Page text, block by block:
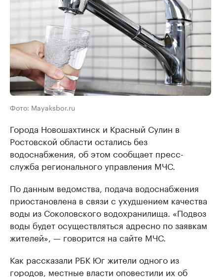
Фото: Mayaksbor.ru
Города Новошахтинск и Красный Сулин в
Ростовской области остались без
водоснабжения, об этом сообщает пресс-
служба регионального управления МЧС.
По данным ведомства, подача водоснабжения
приостановлена в связи с ухудшением качества
воды из Соколовского водохранилища. «Подвоз
воды будет осуществляться адресно по заявкам
жителей», — говорится на сайте МЧС.
Как рассказали РБК Юг жители одного из
городов, местные власти оповестили их об